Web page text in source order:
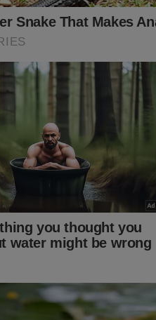
abalado. Outros
sanções dos EUA. A "conta"
a perseguição contra
famigerado Inquérito das
de censura, prisões e
custo. Mas, como ter esse